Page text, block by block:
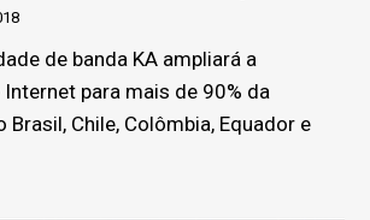
de banda KA ampliará a
para mais de 90% da
Brasil, Chile, Colômbia, Equador e